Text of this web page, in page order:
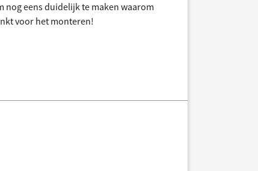
nog eens duidelijk te maken waarom
voor het monteren!